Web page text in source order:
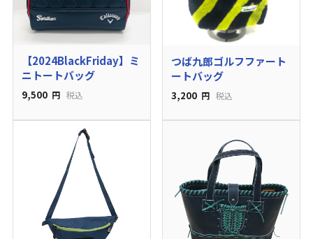
【2024BlackFriday】ミ
ニトートバッグ
9,500 円 税込
つば九郎ゴルフファート
ートバッグ
3,200 円 税込